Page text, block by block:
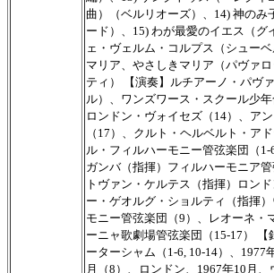
曲）（ベルリオーズ）、14) 神のみ
ード）、15) わが最愛のイエス（グ
ェ・ヴェルム・コルプス（シューベ
マリア、やさしきマリア（パヴァ
ティ） 【演奏】ルチアーノ・パヴ
ル）、ワンズワース・スクール少年
ロンドン・ヴォイセズ（14）、ア
（17）、クルト・ヘルベルト・ア
ル・フィルハーモニー管弦楽団（1-
ガンバ（指揮）フィルハーモニア
トヴァン・ケルテス（指揮）ロン
ー・ゲオルグ・ショルティ（指揮
モニー管弦楽団（9）、レオーネ・
ーニャ歌劇場管弦楽団（15-17） 【
ーターシャム（1-6, 10-14）、1977
月（8）、ロンドン、1967年10月